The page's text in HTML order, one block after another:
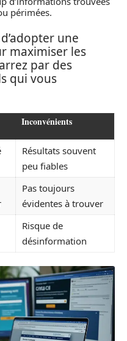
périmées.
une
maximiser les
par des
qui vous
Inconvénients
Résultats souvent
peu fiables
Pas toujours
évidentes à trouver
Risque de
désinformation